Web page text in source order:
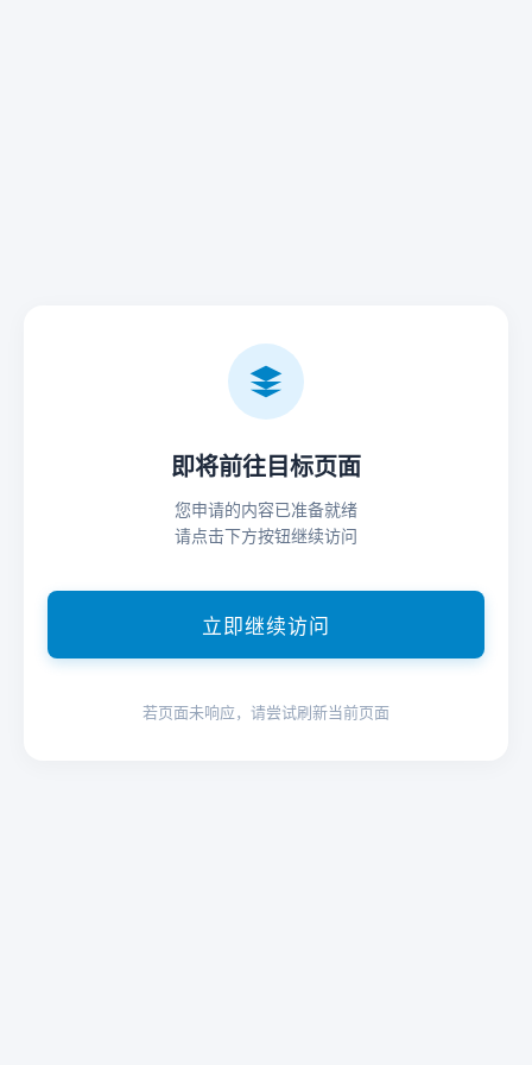
即将前往目标页面
您申请的内容已准备就绪
请点击下方按钮继续访问
立即继续访问
若页面未响应，请尝试刷新当前页面